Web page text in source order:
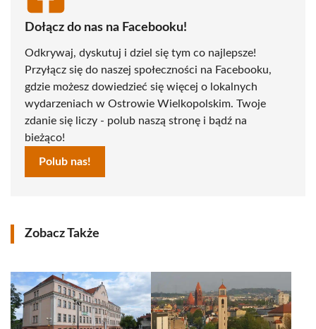
Dołącz do nas na Facebooku!
Odkrywaj, dyskutuj i dziel się tym co najlepsze!
Przyłącz się do naszej społeczności na Facebooku,
gdzie możesz dowiedzieć się więcej o lokalnych
wydarzeniach w Ostrowie Wielkopolskim. Twoje
zdanie się liczy - polub naszą stronę i bądź na
bieżąco!
Polub nas!
Zobacz Także